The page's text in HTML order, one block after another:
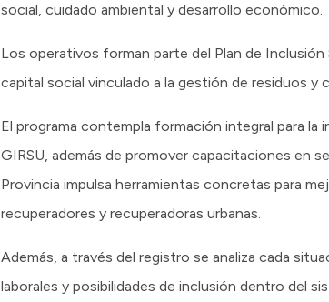
social, cuidado ambiental y desarrollo económico.
Los operativos forman parte del Plan de
capital social vinculado a la gestión de residuos y
El programa contempla formación integral para
GIRSU, además de promover capacitaciones en
Provincia impulsa herramientas concretas para
recuperadores y recuperadoras urbanas.
Además, a través del registro se analiza cada
laborales y posibilidades de inclusión dentro del